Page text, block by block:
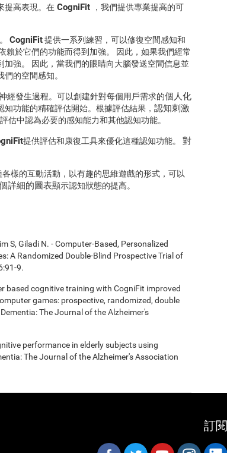
提高表現。在 CogniFit
，我們提供專業提高的可
CogniFit提供一系列練習，可以修復空間感知和
賴於它們的功能而得到加強。 因此，如果我們經常
強。 因此，當我們的眼睛向大腦發送空間信息並
的空間感知。
經發生過程。可以創建針對每個用戶需求的個人化
功能的精確評估開始。根據評估結果， 認知刺激
估中認為必要的感知能力和其他認知功能。
提供評估和康復工具來優化這種認知功能。 對
樣的互動活動，以有趣的思維遊戲的形式，可以
詳細的圖表顯示認知狀態的提高。
S, Giladi N. - Computer-Based, Personalized
A Randomized Double-Blind Prospective Trial of
9.
based cognitive training with CogniFit improved
games: prospective, randomized, double
The Journal of the Alzheimer's
performance in elderly subjects using
The Journal of the Alzheimer's Association
訂閱